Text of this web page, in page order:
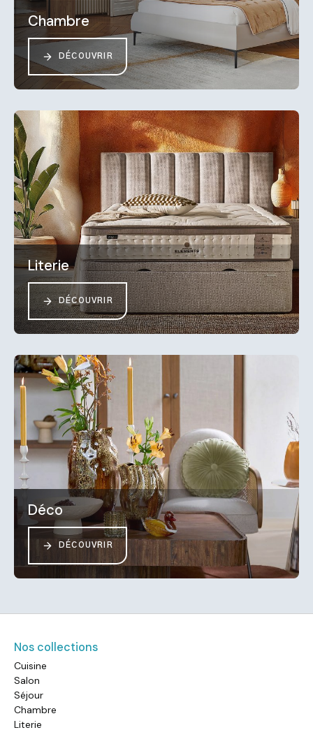
Chambre
DÉCOUVRIR
Literie
DÉCOUVRIR
Déco
DÉCOUVRIR
Nos collections
Cuisine
Salon
Séjour
Chambre
Literie